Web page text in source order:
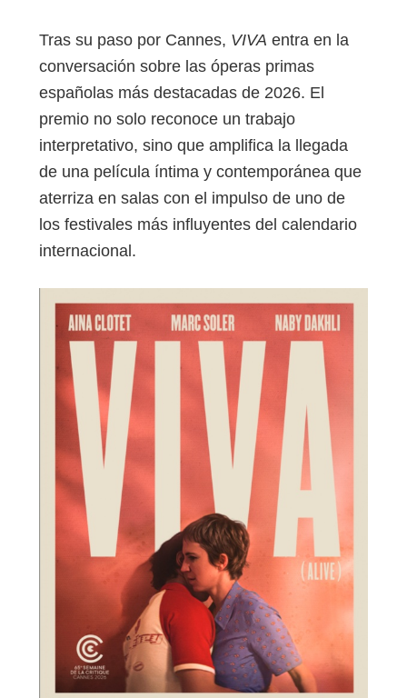
Tras su paso por Cannes, VIVA entra en la
conversación sobre las óperas primas
españolas más destacadas de 2026. El
premio no solo reconoce un trabajo
interpretativo, sino que amplifica la llegada
de una película íntima y contemporánea que
aterriza en salas con el impulso de uno de
los festivales más influyentes del calendario
internacional.